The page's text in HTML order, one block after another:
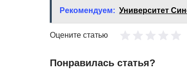
Рекомендуем: Университет
Оцените статью
Понравилась статья?